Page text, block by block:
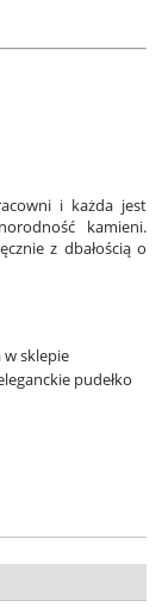
i każda jest
kamieni.
z dbałością o
w sklepie
pudełko